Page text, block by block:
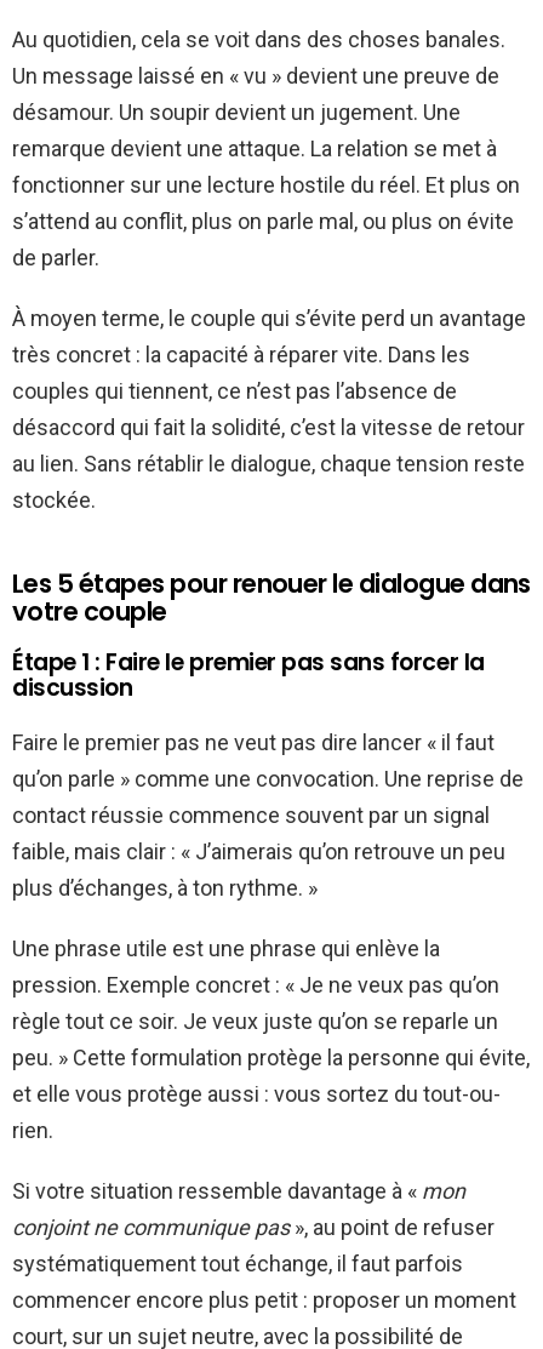
Au quotidien, cela se voit dans des choses banales.
Un message laissé en « vu » devient une preuve de
désamour. Un soupir devient un jugement. Une
remarque devient une attaque. La relation se met à
fonctionner sur une lecture hostile du réel. Et plus on
s’attend au conflit, plus on parle mal, ou plus on évite
de parler.
À moyen terme, le couple qui s’évite perd un avantage
très concret : la capacité à réparer vite. Dans les
couples qui tiennent, ce n’est pas l’absence de
désaccord qui fait la solidité, c’est la vitesse de retour
au lien. Sans rétablir le dialogue, chaque tension reste
stockée.
Les 5 étapes pour renouer le dialogue dans
votre couple
Étape 1 : Faire le premier pas sans forcer la
discussion
Faire le premier pas ne veut pas dire lancer « il faut
qu’on parle » comme une convocation. Une reprise de
contact réussie commence souvent par un signal
faible, mais clair : « J’aimerais qu’on retrouve un peu
plus d’échanges, à ton rythme. »
Une phrase utile est une phrase qui enlève la
pression. Exemple concret : « Je ne veux pas qu’on
règle tout ce soir. Je veux juste qu’on se reparle un
peu. » Cette formulation protège la personne qui évite,
et elle vous protège aussi : vous sortez du tout-ou-
rien.
Si votre situation ressemble davantage à « mon
conjoint ne communique pas», au point de refuser
systématiquement tout échange, il faut parfois
commencer encore plus petit : proposer un moment
court, sur un sujet neutre, avec la possibilité de